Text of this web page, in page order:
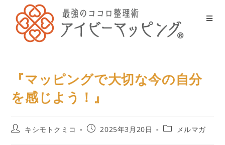
『マッピングで大切な今の自分
を感じよう！』
キシモトクミコ 2025年3月20日 メルマガ